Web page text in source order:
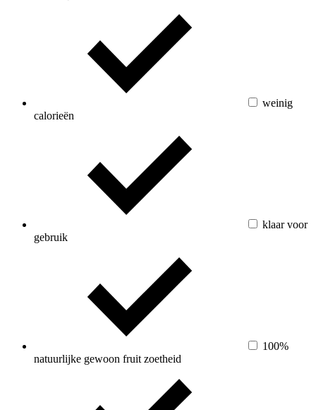
weinig
calorieën
klaar voor
gebruik
100%
natuurlijke gewoon fruit zoetheid